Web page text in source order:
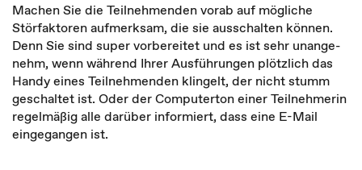
Machen Sie die Teilnehmenden vorab auf mögliche
Störfaktoren aufmerksam, die sie ausschalten können.
Denn Sie sind super vorbereitet und es ist sehr unange­
nehm, wenn während Ihrer Ausführungen plötzlich das
Handy eines Teilnehmenden klingelt, der nicht stumm
geschaltet ist. Oder der Computerton einer Teilnehmerin
regelmäßig alle darüber informiert, dass eine E-Mail
eingegangen ist.